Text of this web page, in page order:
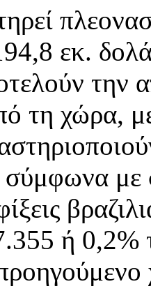
εκ.
την
τη χώρα,
με
ή 0,2%